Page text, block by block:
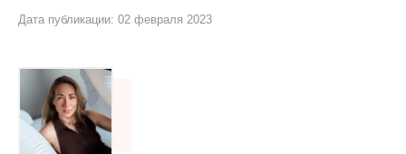
Дата публикации: 02 февраля 2023